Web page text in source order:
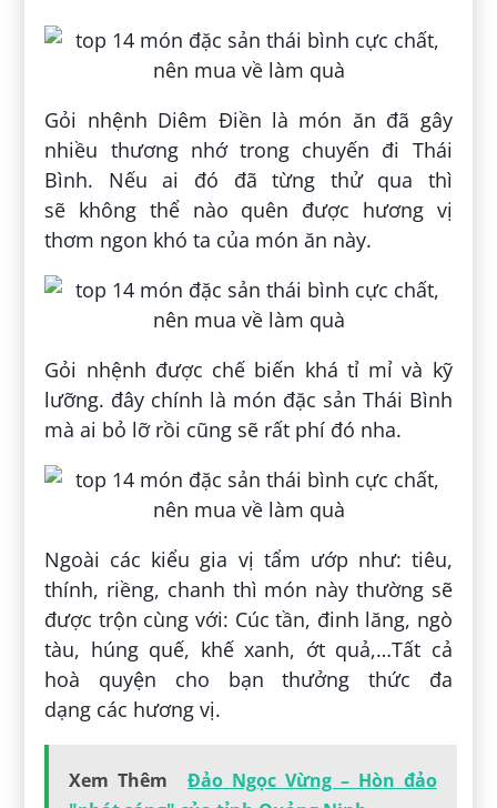
Gỏi nhệnh Diêm Điền là món ăn đã gây
nhiều thương nhớ trong chuyến đi Thái
Bình. Nếu ai đó đã từng thử qua thì
sẽ không thể nào quên được hương vị
thơm ngon khó ta của món ăn này.
Gỏi nhệnh được chế biến khá tỉ mỉ và kỹ
lưỡng. đây chính là món đặc sản Thái Bình
mà ai bỏ lỡ rồi cũng sẽ rất phí đó nha.
Ngoài các kiểu gia vị tẩm ướp như: tiêu,
thính, riềng, chanh thì món này thường sẽ
được trộn cùng với: Cúc tần, đinh lăng, ngò
tàu, húng quế, khế xanh, ớt quả,…Tất cả
hoà quyện cho bạn thưởng thức đa
dạng các hương vị.
Xem Thêm
Đảo Ngọc Vừng – Hòn đảo